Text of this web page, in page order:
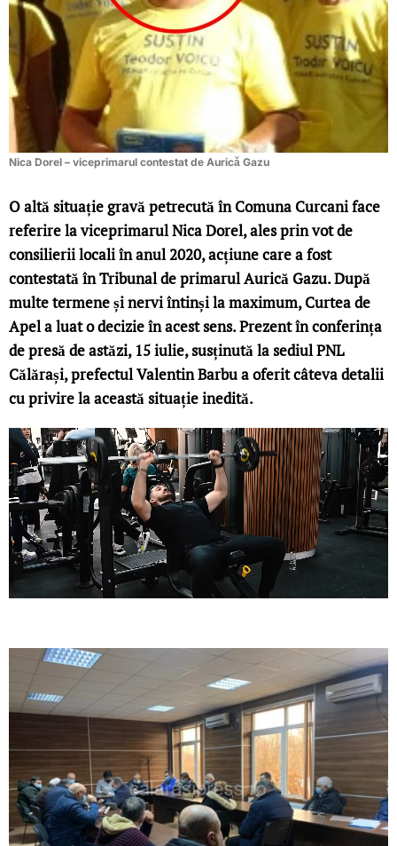
Nica Dorel – viceprimarul contestat de Aurică Gazu
O altă situație gravă petrecută în Comuna Curcani face
referire la viceprimarul Nica Dorel, ales prin vot de
consilierii locali în anul 2020, acțiune care a fost
contestată în Tribunal de primarul Aurică Gazu. După
multe termene și nervi întinși la maximum, Curtea de
Apel a luat o decizie în acest sens. Prezent în conferința
de presă de astăzi, 15 iulie, susținută la sediul PNL
Călărași, prefectul Valentin Barbu a oferit câteva detalii
cu privire la această situație inedită.